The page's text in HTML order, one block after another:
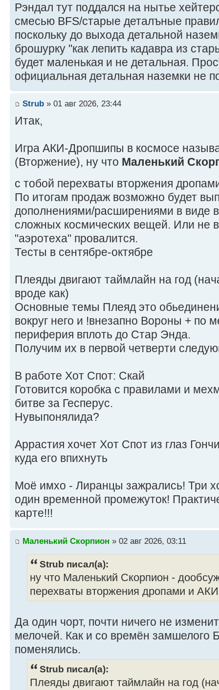
Рэндал тут поддался на нытье
смесью BFS/старые деталъные
поскольку до выхода детальной
брошурку "как лепить кадавра из
будет маленькая и не детальная.
официальная детальная наземки не
Strub » 01 авг 2026, 23:44
Итак,
Игра АКИ-Дропшипы в космосе
(Вторжение), ну что Маленький
с тобой перехваты вторжения
По итогам продаж возможно будет
дополнениями/расширениями в виде
сложных космических вещей. Или не
"аэротеха" провалится.
Тесты в сентябре-октябре
Плеяды двигают таймлайн на год
вроде как)
Основные темы Плеяд это
вокруг него и !внезапно Вороны + по
периферия вплоть до Стар Энда.
Получим их в первой четверти
В работе Хот Спот: Скай
Готовится коробка с правилами и
битве за Гесперус.
Нувыпонялида?
Аррастия хочет Хот Спот из глаз
куда его впихнуть
Моё имхо - Лиранцы зажрались! Три
один временной промежуток!
карте!!!
Маленький Скорпион » 02 авг 2026, 03:11
Strub писал(а):
ну что Маленький Скорпион -
перехваты вторжения дропами и
Да один чорт, почти ничего не
мелочей. Как и со времён замшелого
поменялись.
Strub писал(а):
Плеяды двигают таймлайн на год